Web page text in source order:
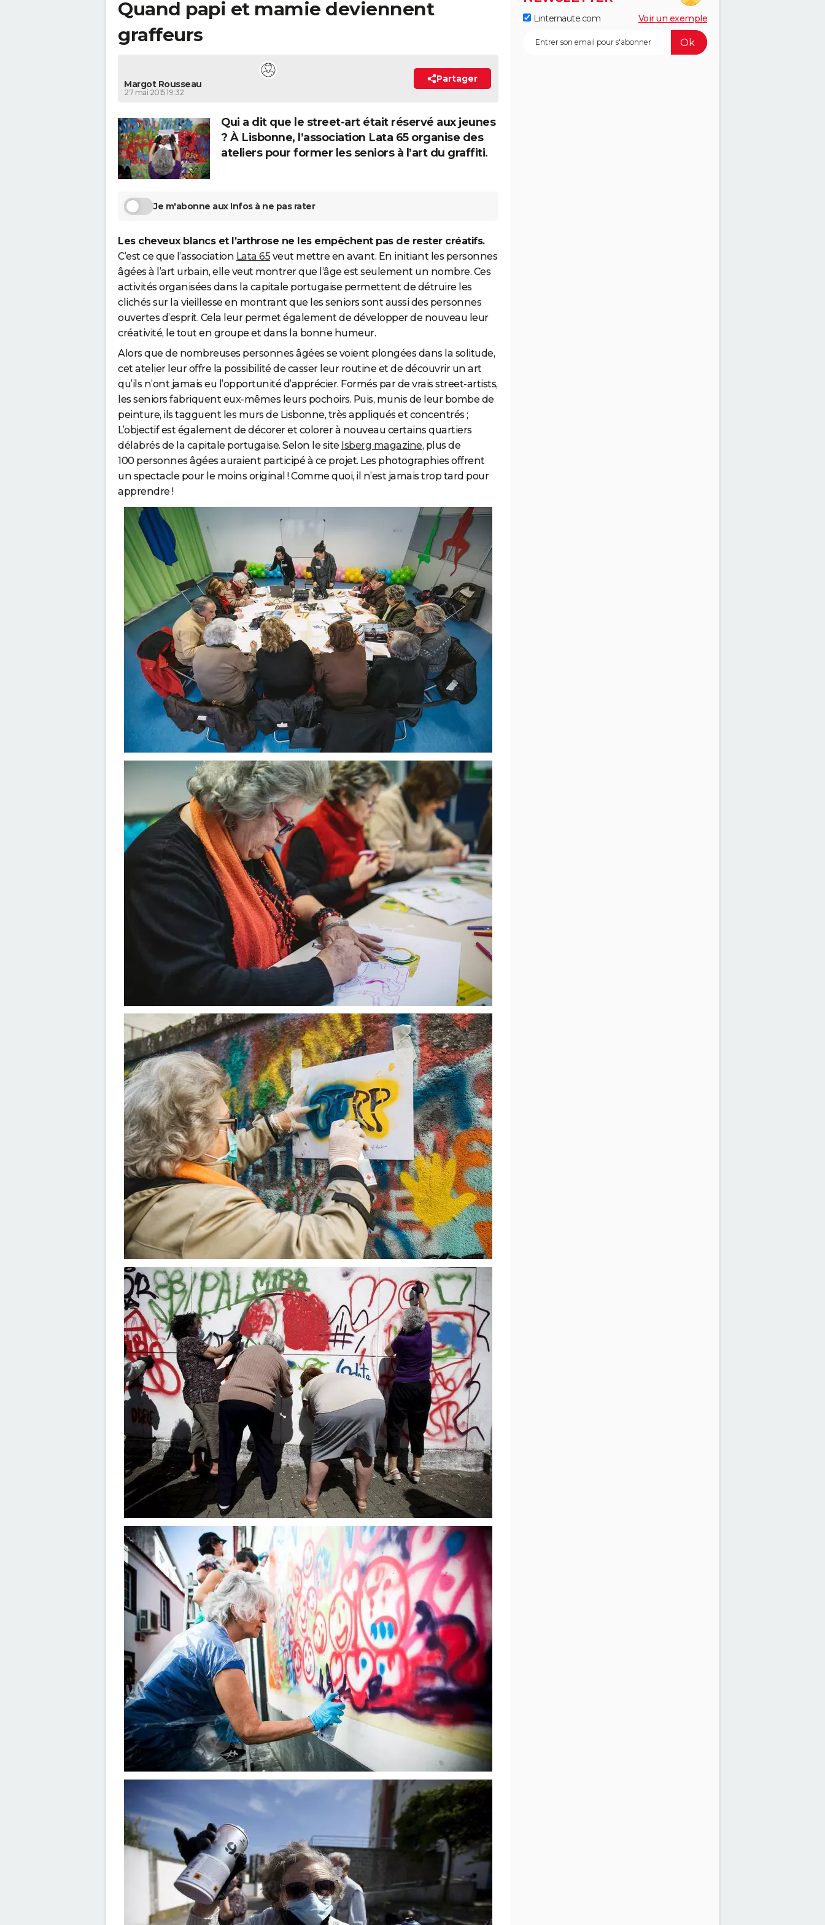
Quand papi et mamie deviennent
graffeurs
Margot Rousseau
27 mai 2015 19:32
Partager
Qui a dit que le street-art était réservé aux jeunes
? À Lisbonne, l’association Lata 65 organise des
ateliers pour former les seniors à l’art du graffiti.
Je m'abonne aux Infos à ne pas rater
Les cheveux blancs et l’arthrose ne les empêchent pas de rester créatifs.
C’est ce que l’association Lata 65veut mettre en avant. En initiant les personnes
âgées à l’art urbain, elle veut montrer que l’âge est seulement un nombre. Ces
activités organisées dans la capitale portugaise permettent de détruire les
clichés sur la vieillesse en montrant que les seniors sont aussi des personnes
ouvertes d’esprit. Cela leur permet également de développer de nouveau leur
créativité, le tout en groupe et dans la bonne humeur.
Alors que de nombreuses personnes âgées se voient plongées dans la solitude,
cet atelier leur offre la possibilité de casser leur routine et de découvrir un art
qu’ils n’ont jamais eu l’opportunité d’apprécier. Formés par de vrais street-artists,
les seniors fabriquent eux-mêmes leurs pochoirs. Puis, munis de leur bombe de
peinture, ils tagguent les murs de Lisbonne, très appliqués et concentrés ;
L’objectif est également de décorer et colorer à nouveau certains quartiers
délabrés de la capitale portugaise. Selon le site Isberg magazine, plus de
100 personnes âgées auraient participé à ce projet. Les photographies offrent
un spectacle pour le moins original ! Comme quoi, il n’est jamais trop tard pour
apprendre !
Linternaute.com Voir un exemple